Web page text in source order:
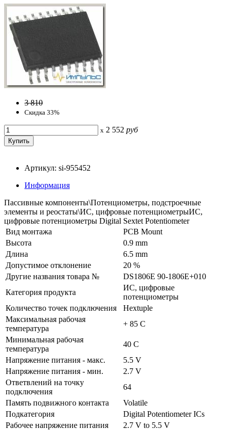
3 810
Скидка 33%
x 2 552 руб
Артикул: si-955452
Информация
Пассивные компоненты\Потенциометры, подстроечные
элементы и реостаты\ИС, цифровые потенциометрыИС,
цифровые потенциометры Digital Sextet Potentiometer
Вид монтажа
PCB Mount
Высота
0.9 mm
Длина
6.5 mm
Допустимое отклонение
20 %
Другие названия товара №
DS1806E 90-1806E+010
Категория продукта
ИС, цифровые
потенциометры
Количество точек подключения
Hextuple
Максимальная рабочая
температура
+ 85 C
Минимальная рабочая
температура
40 C
Напряжение питания - макс.
5.5 V
Напряжение питания - мин.
2.7 V
Ответвлений на точку
подключения
64
Память подвижного контакта
Volatile
Подкатегория
Digital Potentiometer ICs
Рабочее напряжение питания
2.7 V to 5.5 V